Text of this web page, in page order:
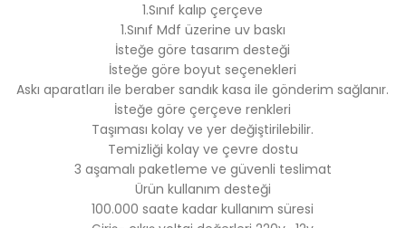
1.Sınıf kalıp çerçeve
1.Sınıf Mdf üzerine uv baskı
İsteğe göre tasarım desteği
İsteğe göre boyut seçenekleri
Askı aparatları ile beraber sandık kasa ile gönderim sağlanır.
İsteğe göre çerçeve renkleri
Taşıması kolay ve yer değiştirilebilir.
Temizliği kolay ve çevre dostu
3 aşamalı paketleme ve güvenli teslimat
Ürün kullanım desteği
100.000 saate kadar kullanım süresi